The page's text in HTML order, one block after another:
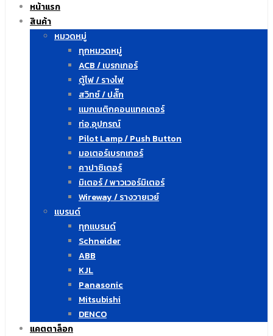
หน้าแรก
สินค้า
หมวดหมู่
ทุกหมวดหมู่
ACB / เบรกเกอร์
ตู้ไฟ / รางไฟ
สวิทซ์ / ปลั๊ก
แมกเนติกคอนแทคเตอร์
ท่อ,อุปกรณ์
Pilot Lamp / Push Button
มอเตอร์เบรกเกอร์
คาปาซิเตอร์
มิเตอร์ / พาวเวอร์มิเตอร์
Wireway / รางวายเวย์
แบรนด์
ทุกแบรนด์
Schneider
ABB
KJL
Panasonic
Mitsubishi
DENCO
แคตตาล็อก